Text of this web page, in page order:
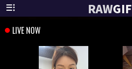
RAWGIF